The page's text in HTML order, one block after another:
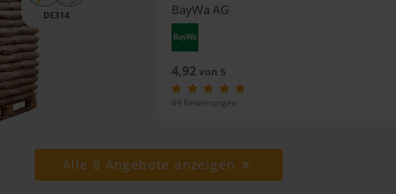
DE314 BayWa AG
4,92von 5
49 Bewertungen
Alle 8 Angebote anzeigen